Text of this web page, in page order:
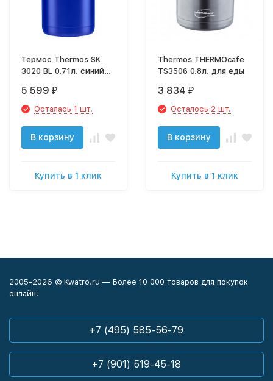
Термос Thermos SK
3020 BL 0.71л. синий
5 599 ₽
Осталась 1 шт.
В корзину
Купить в 1 клик
Thermos THERMOcafe
TS3506 0.8л. для еды
3 834 ₽
Осталось 2 шт.
В корзину
Купить в 1 клик
2005-2026 © Kwatro.ru — Более 10 000 товаров для покупок
онлайн!
+7 (495) 585-56-79
+7 (901) 519-45-18